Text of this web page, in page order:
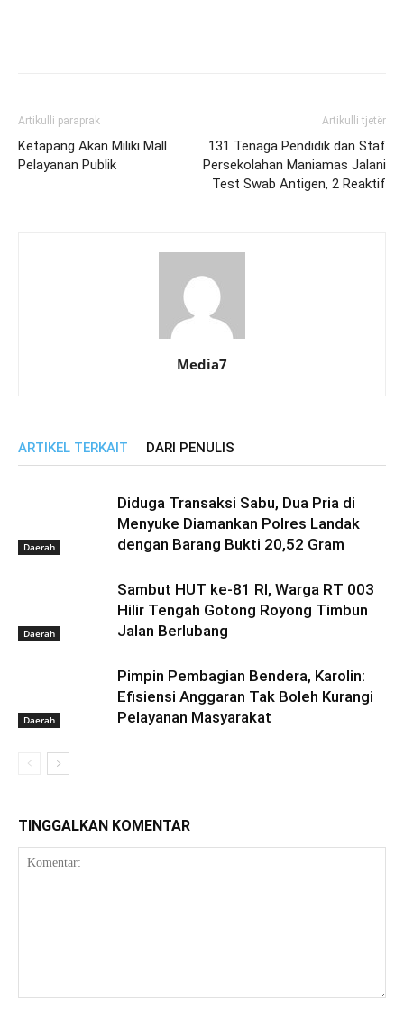
Artikulli paraprak
Ketapang Akan Miliki Mall
Pelayanan Publik
Artikulli tjetër
131 Tenaga Pendidik dan Staf
Persekolahan Maniamas Jalani
Test Swab Antigen, 2 Reaktif
Media7
ARTIKEL TERKAIT DARI PENULIS
Daerah
Diduga Transaksi Sabu, Dua Pria di
Menyuke Diamankan Polres Landak
dengan Barang Bukti 20,52 Gram
Daerah
Sambut HUT ke-81 RI, Warga RT 003
Hilir Tengah Gotong Royong Timbun
Jalan Berlubang
Daerah
Pimpin Pembagian Bendera, Karolin:
Efisiensi Anggaran Tak Boleh Kurangi
Pelayanan Masyarakat
TINGGALKAN KOMENTAR